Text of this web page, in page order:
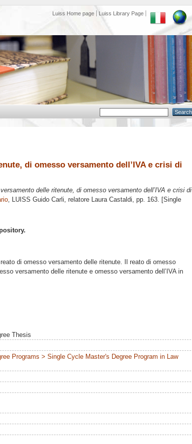
Luiss Home page Luiss Library Page
di omesso versamento dell’IVA e crisi di
delle ritenute, di omesso versamento dell’IVA e crisi di
, LUISS Guido Carli, relatore Laura Castaldi, pp. 163. [Single
di omesso versamento delle ritenute. Il reato di omesso
versamento delle ritenute e omesso versamento dell’IVA in
Thesis
Programs > Single Cycle Master's Degree Program in Law